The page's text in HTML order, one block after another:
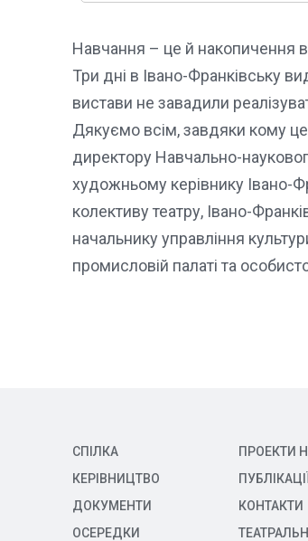
Навчання – це й накопичення
Три дні в Івано-Франківську
вистави не завадили
Дякуємо всім, завдяки кому
директору Навчально-
художньому керівнику Івано-
колективу театру, Івано-
начальнику управління
промисловій палаті та
СПІЛКА
КЕРІВНИЦТВО
ДОКУМЕНТИ
ОСЕРЕДКИ
ПРОЕКТИ
ПУБЛІКАЦІЇ
КОНТАКТИ